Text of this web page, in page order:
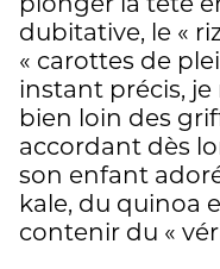
dubitative, le «
« carottes de
instant précis, je
bien loin des
accordant dès
son enfant
kale, du quinoa
contenir du «